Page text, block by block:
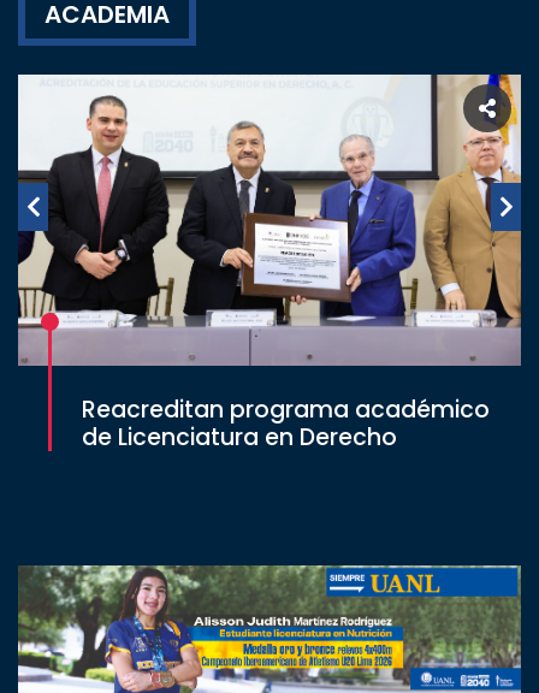
ACADEMIA
Reacreditan programa académico
de Licenciatura en Derecho